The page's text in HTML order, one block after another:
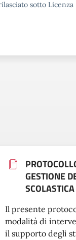
sotto Licenza
GESTIONE
SCOLASTICA
Il presente
modalità di
il supporto degli